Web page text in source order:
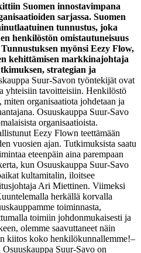
Suomen innostavimpana
sarjassa. Suomen
tunnustus, joka
henkilöstön omistautuneisuus
myönsi Eezy Flow,
kehittämisen markkinajohtaja
strategian ja
Suur-Savon työntekijät ovat
yhteisiin tavoitteisiin. Henkilöstö
organisaatiota johdetaan ja
Osuuskauppa Suur-Savo
organisaatioista.
Eezy Flown teettämään
vuosien ajan. Tutkimuksista saatu
eteenpäin aina parempaan
kun Osuuskauppa Suur-Savo
kultamitalin, iloitsee
Ari Miettinen. Viimeksi
herkällä korvalla
toiminnasta,
toimiin johdonmukaisesti ja
olemme saavuttaneet näin
kiitos koko henkilökunnallemme!–
Suur-Savo on